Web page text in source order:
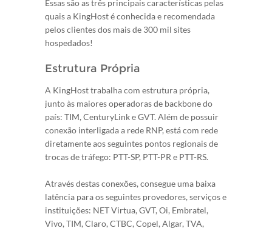
Essas são as três principais características pelas
quais a KingHost é conhecida e recomendada
pelos clientes dos mais de 300 mil sites
hospedados!
Estrutura Própria
A KingHost trabalha com estrutura própria,
junto às maiores operadoras de backbone do
país: TIM, CenturyLink e GVT. Além de possuir
conexão interligada a rede RNP, está com rede
diretamente aos seguintes pontos regionais de
trocas de tráfego: PTT-SP, PTT-PR e PTT-RS.
Através destas conexões, consegue uma baixa
latência para os seguintes provedores, serviços e
instituições: NET Virtua, GVT, Oi, Embratel,
Vivo, TIM, Claro, CTBC, Copel, Algar, TVA,